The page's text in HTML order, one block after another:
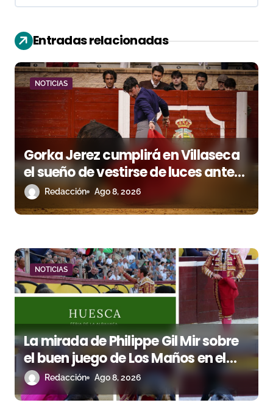
i
ó
n
d
e
e
n
t
r
d
a
Entradas relacionadas
NOTICIAS
Gorka Jerez cumplirá en Villaseca
el sueño de vestirse de luces ante
los suyos
Redacción Ago 8, 2026
NOTICIAS
La mirada de Philippe Gil Mir sobre
el buen juego de Los Maños en el
arranque de Huesca
Redacción Ago 8, 2026